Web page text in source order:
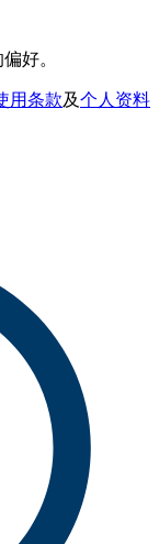
好。
用条款及个人资料